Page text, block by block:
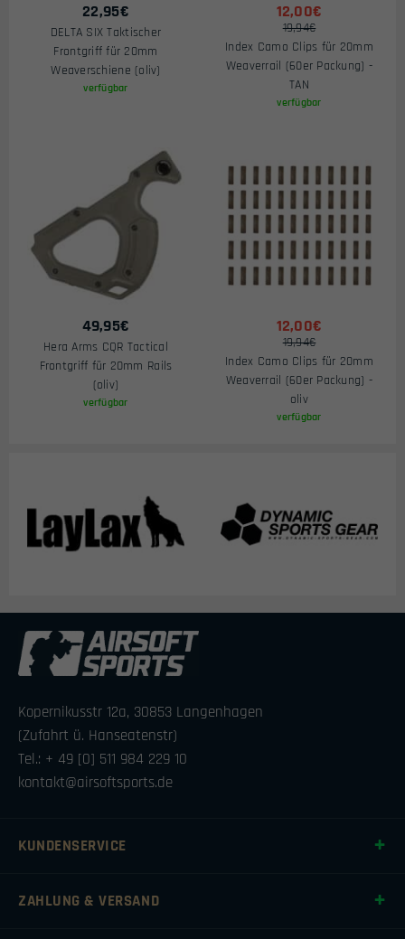
22,95€
DELTA SIX Taktischer
Frontgriff für 20mm
Weaverschiene (oliv)
verfügbar
12,00€
19,94€
Index Camo Clips für 20mm
Weaverrail (60er Packung) -
TAN
verfügbar
49,95€
Hera Arms CQR Tactical
Frontgriff für 20mm Rails
(oliv)
verfügbar
12,00€
19,94€
Index Camo Clips für 20mm
Weaverrail (60er Packung) -
oliv
verfügbar
Kopernikusstr 12a, 30853 Langenhagen
(Zufahrt ü. Hanseatenstr)
Tel.: + 49 [0] 511 984 229 10
kontakt@airsoftsports.de
KUNDENSERVICE
ZAHLUNG & VERSAND